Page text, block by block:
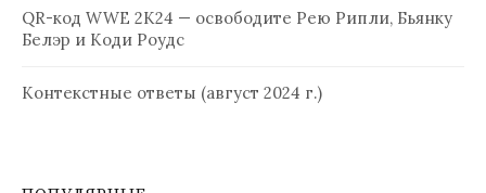
QR-код WWE 2K24 — освободите Рею Рипли, Бьянку
Белэр и Коди Роудс
Контекстные ответы (август 2024 г.)